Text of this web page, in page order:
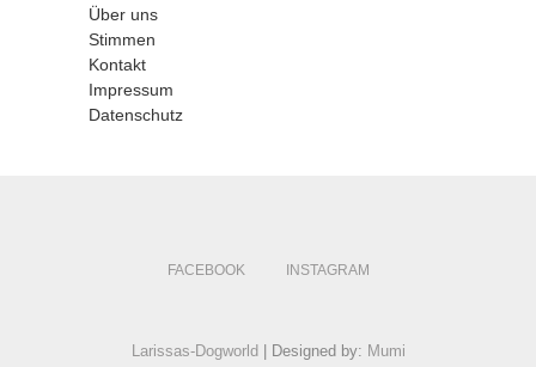
Über uns
Stimmen
Kontakt
Impressum
Datenschutz
FACEBOOK INSTAGRAM
Larissas-Dogworld | Designed by: Mumi